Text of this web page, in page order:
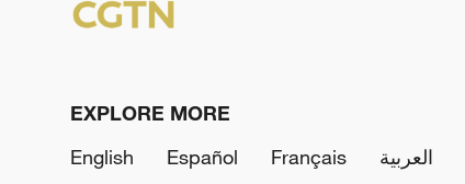
EXPLORE MORE
English
Español Français العربية